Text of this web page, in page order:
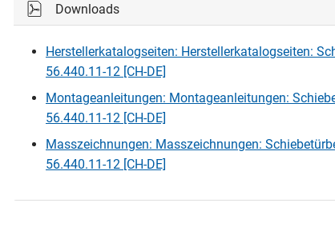
Downloads
Herstellerkatalogseiten: Herstellerkatalogseiten:
56.440.11-12 [CH-DE]
Montageanleitungen: Montageanleitungen:
56.440.11-12 [CH-DE]
Masszeichnungen: Masszeichnungen:
56.440.11-12 [CH-DE]